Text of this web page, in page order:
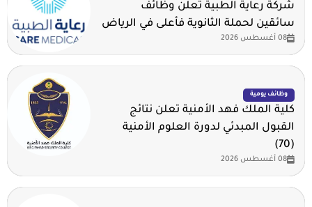
شركة رعاية الطبية تعلن وظائف
سائقين لحملة الثانوية فأعلى في الرياض
08 أغسطس 2026
وظائف يومية
كلية الملك فهد الأمنية تعلن نتائج
القبول المبدئي لدورة العلوم الأمنية
(70)
08 أغسطس 2026